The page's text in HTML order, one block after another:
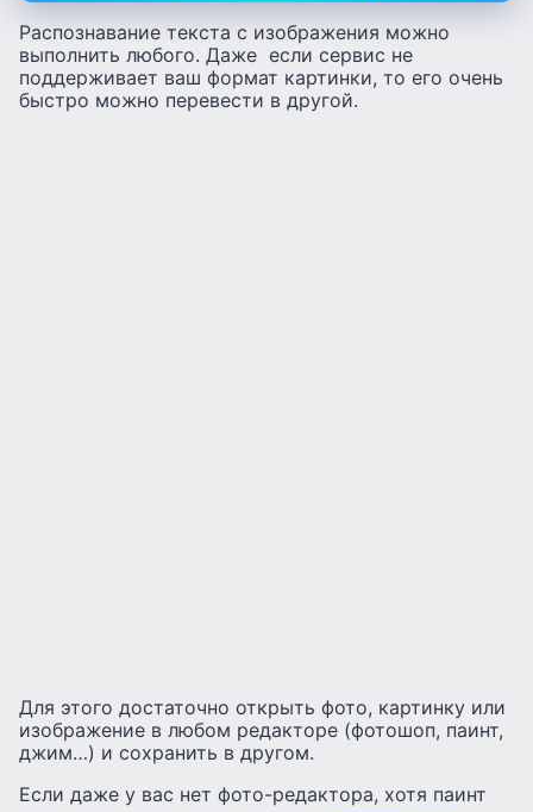
Распознавание текста с изображения можно
выполнить любого. Даже если сервис не
поддерживает ваш формат картинки, то его очень
быстро можно перевести в другой.
Для этого достаточно открыть фото, картинку или
изображение в любом редакторе (фотошоп, паинт,
джим…) и сохранить в другом.
Если даже у вас нет фото-редактора, хотя паинт